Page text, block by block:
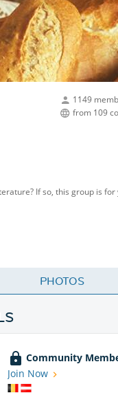
1149
from 109
If so, this group is for
PHOTOS
Community
Join Now